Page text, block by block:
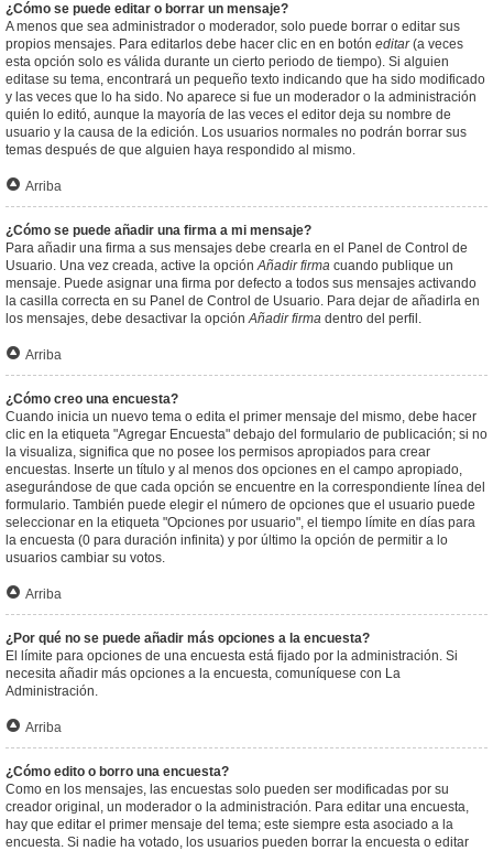
¿Cómo se puede editar o borrar un mensaje?
A menos que sea administrador o moderador, solo puede borrar o editar sus
propios mensajes. Para editarlos debe hacer clic en en botón editar(a veces
esta opción solo es válida durante un cierto periodo de tiempo). Si alguien
editase su tema, encontrará un pequeño texto indicando que ha sido modificado
y las veces que lo ha sido. No aparece si fue un moderador o la administración
quién lo editó, aunque la mayoría de las veces el editor deja su nombre de
usuario y la causa de la edición. Los usuarios normales no podrán borrar sus
temas después de que alguien haya respondido al mismo.
Arriba
¿Cómo se puede añadir una firma a mi mensaje?
Para añadir una firma a sus mensajes debe crearla en el Panel de Control de
Usuario. Una vez creada, active la opciónAñadir firma cuando publique un
mensaje. Puede asignar una firma por defecto a todos sus mensajes activando
la casilla correcta en su Panel de Control de Usuario. Para dejar de añadirla en
los mensajes, debe desactivar la opciónAñadir firma dentro del perfil.
Arriba
¿Cómo creo una encuesta?
Cuando inicia un nuevo tema o edita el primer mensaje del mismo, debe hacer
clic en la etiqueta "Agregar Encuesta" debajo del formulario de publicación; si no
la visualiza, significa que no posee los permisos apropiados para crear
encuestas. Inserte un título y al menos dos opciones en el campo apropiado,
asegurándose de que cada opción se encuentre en la correspondiente línea del
formulario. También puede elegir el número de opciones que el usuario puede
seleccionar en la etiqueta "Opciones por usuario", el tiempo límite en días para
la encuesta (0 para duración infinita) y por último la opción de permitir a lo
usuarios cambiar su votos.
Arriba
¿Por qué no se puede añadir más opciones a la encuesta?
El límite para opciones de una encuesta está fijado por la administración. Si
necesita añadir más opciones a la encuesta, comuníquese con La
Administración.
Arriba
¿Cómo edito o borro una encuesta?
Como en los mensajes, las encuestas solo pueden ser modificadas por su
creador original, un moderador o la administración. Para editar una encuesta,
hay que editar el primer mensaje del tema; este siempre esta asociado a la
encuesta. Si nadie ha votado, los usuarios pueden borrar la encuesta o editar